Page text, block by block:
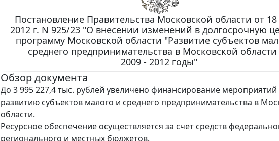
Постановление Правительства Московской области от
2012 г. N 925/23 "О внесении изменений в долгосрочную
программу Московской области "Развитие субъектов
среднего предпринимательства в Московской области
2009 - 2012 годы"
Обзор документа
До 3 995 227,4 тыс. рублей увеличено финансирование мероприятий
развитию субъектов малого и среднего предпринимательства в
области.
Ресурсное обеспечение осуществляется за счет средств
регионального и местных бюджетов.